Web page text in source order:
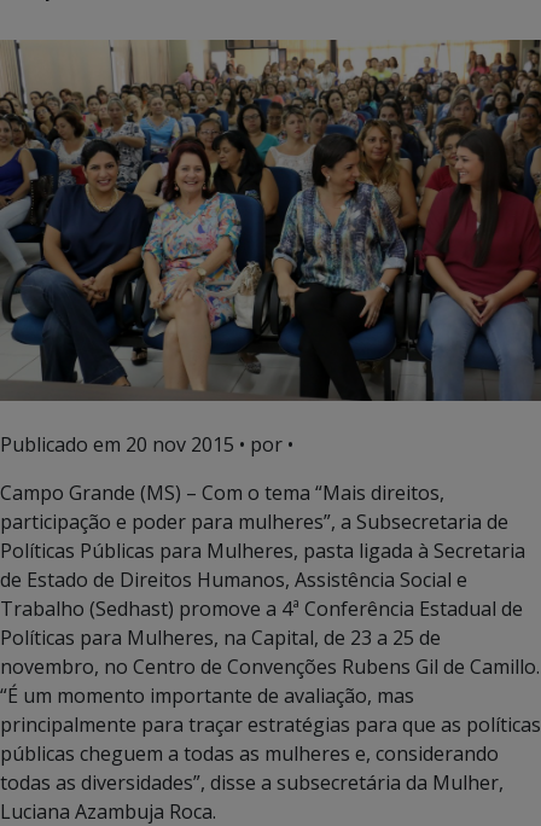
Publicado em 20 nov 2015 • por •
Campo Grande (MS) – Com o tema “Mais direitos,
participação e poder para mulheres”, a Subsecretaria de
Políticas Públicas para Mulheres, pasta ligada à Secretaria
de Estado de Direitos Humanos, Assistência Social e
Trabalho (Sedhast) promove a 4ª Conferência Estadual de
Políticas para Mulheres, na Capital, de 23 a 25 de
novembro, no Centro de Convenções Rubens Gil de Camillo.
“É um momento importante de avaliação, mas
principalmente para traçar estratégias para que as políticas
públicas cheguem a todas as mulheres e, considerando
todas as diversidades”, disse a subsecretária da Mulher,
Luciana Azambuja Roca.